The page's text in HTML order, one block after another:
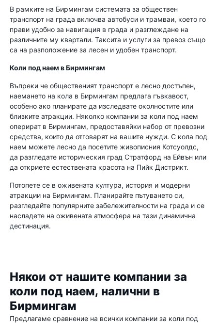
В рамките на Бирмингам системата за обществен
транспорт на града включва автобуси и трамваи, което го
прави удобно за навигация в града и разглеждане на
различните му квартали. Таксита и услуги за превоз също
са на разположение за лесен и удобен транспорт.
Коли под наем в Бирмингам
Въпреки че общественият транспорт е лесно достъпен,
наемането на кола в Бирмингам предлага гъвкавост,
особено ако планирате да изследвате околностите или
близките атракции. Няколко компании за коли под наем
оперират в Бирмингам, предоставяйки набор от превозни
средства, които да отговарят на вашите нужди. С кола под
наем можете лесно да посетите живописния Котсуолдс,
да разгледате историческия град Стратфорд на Ейвън или
да откриете естествената красота на Пийк Дистрикт.
Потопете се в оживената култура, история и модерни
атракции на Бирмингам. Планирайте пътуването си,
разгледайте популярните забележителности на града и се
насладете на оживената атмосфера на тази динамична
дестинация.
Някои от нашите компании за
коли под наем, налични в
Бирмингам
Предлагаме сравнение на всички компании за коли под